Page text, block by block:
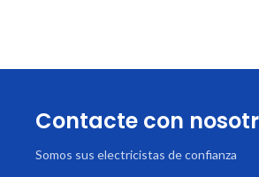
Contacte con
Somos sus electricistas de confianza